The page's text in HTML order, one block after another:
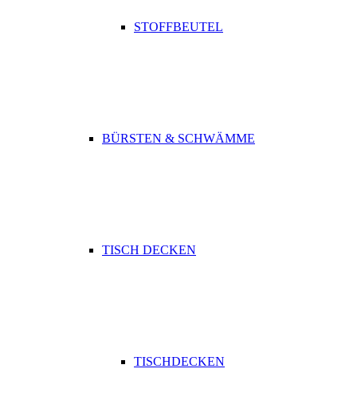
STOFFBEUTEL
BÜRSTEN & SCHWÄMME
TISCH DECKEN
TISCHDECKEN